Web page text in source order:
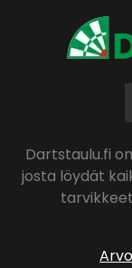
Dartstaulu.fi
josta löydät